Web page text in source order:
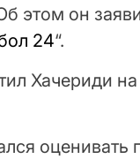
этом он
24“.
Хачериди
оценивать